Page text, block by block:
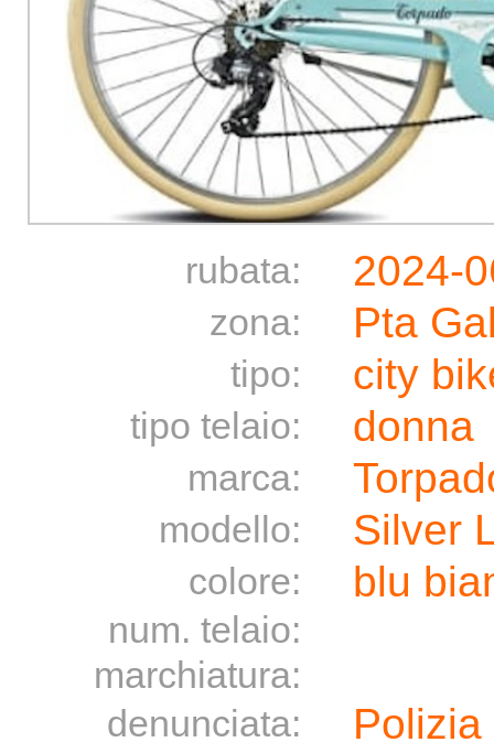
rubata: 2024-
zona: Pta
tipo: city
tipo telaio: donna
marca:
modello: Silver
colore: blu
num. telaio:
marchiatura:
denunciata: